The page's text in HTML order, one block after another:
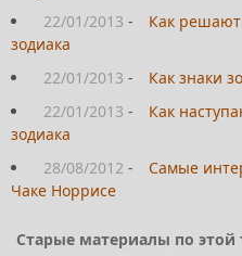
22/01/2013 -
Как
зодиака
22/01/2013 -
Как знаки
22/01/2013 -
Как
зодиака
28/08/2012 -
Самые
Чаке Норрисе
Старые материалы по этой